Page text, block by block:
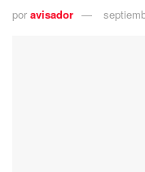
por avisador